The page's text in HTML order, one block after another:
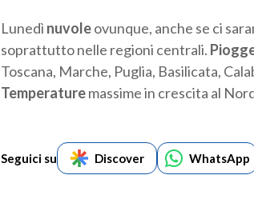
Lunedì nuvoleovunque, anche se ci
soprattutto nelle regioni centrali.
Toscana, Marche, Puglia, Basilicata,
Temperaturemassime in crescita al
Seguici su Discover WhatsApp